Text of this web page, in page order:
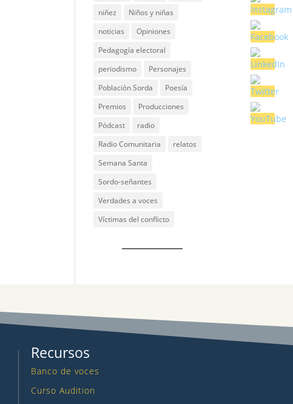
niñez
Niños y niñas
noticias
Opiniones
Pedagogía electoral
periodismo
Personajes
Población Sorda
Poesía
Premios
Producciones
Pódcast
radio
Radio Comunitaria
relatos
Semana Santa
Sordo-señantes
Verdades a voces
Víctimas del conflicto
Recursos
Banco de voces
Curso Audition